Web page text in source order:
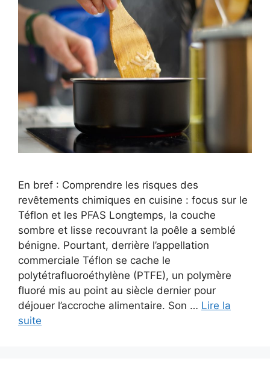
En bref : Comprendre les risques des
revêtements chimiques en cuisine : focus sur le
Téflon et les PFAS Longtemps, la couche
sombre et lisse recouvrant la poêle a semblé
bénigne. Pourtant, derrière l’appellation
commerciale Téflon se cache le
polytétrafluoroéthylène (PTFE), un polymère
fluoré mis au point au siècle dernier pour
déjouer l’accroche alimentaire. Son … Lire la
suite